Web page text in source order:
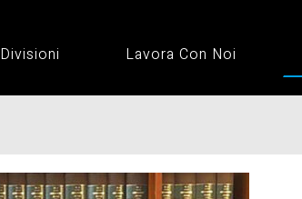
Divisioni Lavora Con Noi